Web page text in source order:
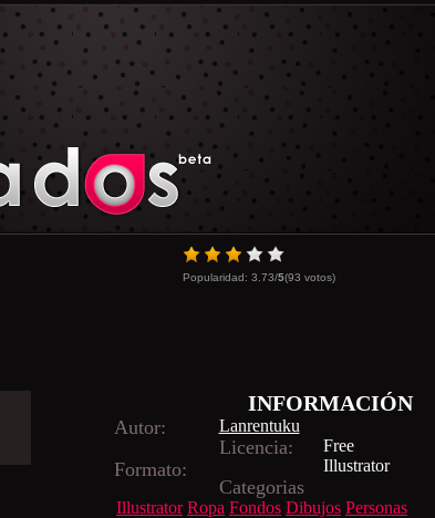
Popularidad: 3.73/5(93 votos)
INFORMACIÓN
Autor: Lanrentuku
Licencia: Free
Formato: Illustrator
Categorias
Illustrator Ropa Fondos Dibujos Personas